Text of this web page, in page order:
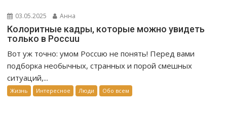
03.05.2025 Анна
Колоритные кадры, которые можно увидеть
только в Россuu
Вот уж точно: умом Россuю не понять! Перед вами
подборка необычных, странных и порой смешных
ситуаций,...
Жизнь Интересное Люди Обо всем